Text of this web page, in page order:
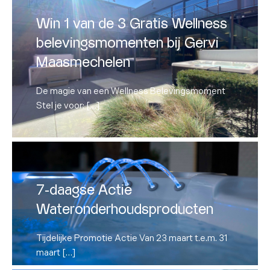
Win 1 van de 3 Gratis Wellness
belevingsmomenten bij Gervi
Maasmechelen
De magie van een Wellness Belevingsmoment
Stel je voor: […]
belevingsmomenten bij Gervi
Maasmechelen
De magie van een Wellness Belevingsmoment
Stel je voor: […]
Lees meer
7-daagse Actie
Wateronderhoudsproducten
Tijdelijke Promotie Actie Van 23 maart t.e.m. 31
maart […]
7-daagse Actie
Wateronderhoudsproducten
Tijdelijke Promotie Actie Van 23 maart t.e.m. 31
maart […]
Lees meer